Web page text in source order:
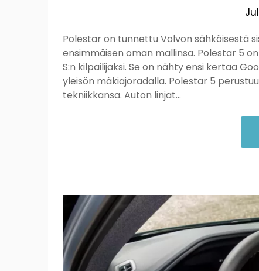
Polestar on tunnettu Volvon sähköisestä
ensimmäisen oman mallinsa. Polestar 5
S:n kilpailijaksi. Se on nähty ensi kertaa
yleisön mäkiajoradalla. Polestar 5
tekniikkansa. Auton linjat…